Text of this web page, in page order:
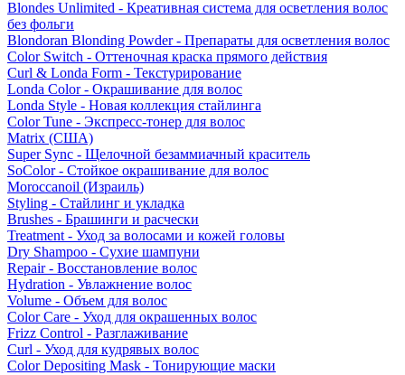
Blondes Unlimited - Креативная система для осветления волос
без фольги
Blondoran Blonding Powder - Препараты для осветления волос
Color Switch - Оттеночная краска прямого действия
Curl & Londa Form - Текстурирование
Londa Color - Окрашивание для волос
Londa Style - Новая коллекция стайлинга
Color Tune - Экспресс-тонер для волос
Matrix (США)
Super Sync - Щелочной безаммиачный краситель
SoColor - Стойкое окрашивание для волос
Moroccanoil (Израиль)
Styling - Стайлинг и укладка
Brushes - Брашинги и расчески
Treatment - Уход за волосами и кожей головы
Dry Shampoo - Сухие шампуни
Repair - Восстановление волос
Hydration - Увлажнение волос
Volume - Объем для волос
Color Care - Уход для окрашенных волос
Frizz Control - Разглаживание
Curl - Уход для кудрявых волос
Color Depositing Mask - Тонирующие маски